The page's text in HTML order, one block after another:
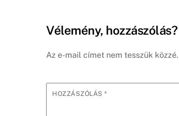
Vélemény, hozzászólás?
Az e-mail címet nem tesszük közzé.
HOZZÁSZÓLÁS*